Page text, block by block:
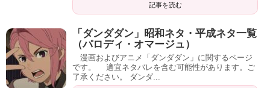
記事を読む
「ダンダダン」昭和ネタ・平成ネタ一覧
（パロディ・オマージュ）
漫画およびアニメ「ダンダダン」に関するページ
です。 適宜ネタバレを含む可能性があります。ご
了承ください。 ダンダ...